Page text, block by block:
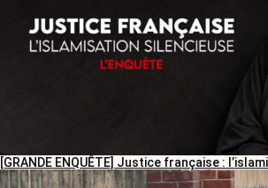
[GRANDE ENQUÊTE] Justice française :